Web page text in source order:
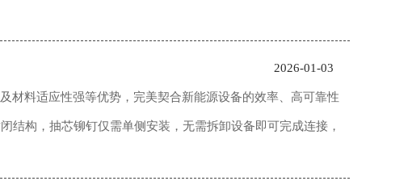
2026-01-03
材料适应性强等优势，完美契合新能源设备的效率、高可靠性
结构，抽芯铆钉仅需单侧安装，无需拆卸设备即可完成连接，